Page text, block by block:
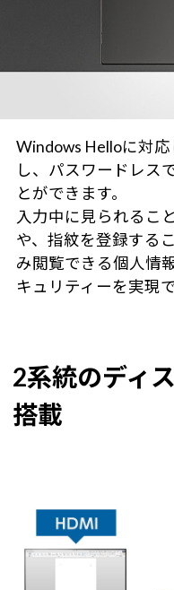
Windows Helloに対
し、パスワードレス
とができます。
入力中に見られるこ
や、指紋を登録する
み閲覧できる個人情
キュリティーを実現で
2系統のディ
搭載